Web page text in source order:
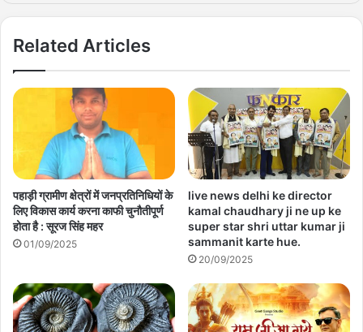
Related Articles
पहाड़ी ग्रामीण क्षेत्रों में जनप्रतिनिधियों के
लिए विकास कार्य करना काफी चुनौतीपूर्ण
होता है : सूरज सिंह महर
01/09/2025
live news delhi ke director
kamal chaudhary ji ne up ke
super star shri uttar kumar ji
sammanit karte hue.
20/09/2025